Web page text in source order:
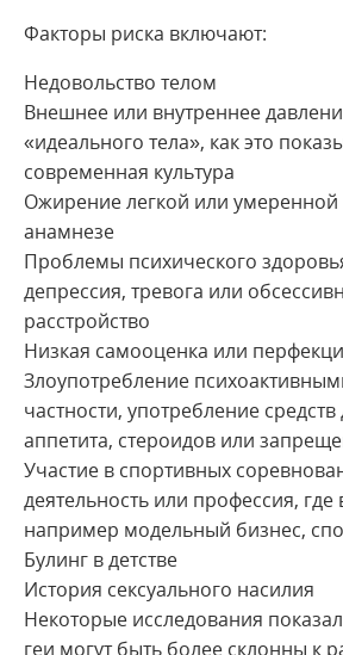
Факторы риска включают:
Недовольство телом
Внешнее или внутреннее
«идеального тела», как это
современная культура
Ожирение легкой или умеренной
анамнезе
Проблемы психического
депрессия, тревога или
расстройство
Низкая самооценка или
Злоупотребление
частности, употребление
аппетита, стероидов или
Участие в спортивных
деятельность или профессия,
например модельный бизнес,
Булинг в детстве
История сексуального насилия
Некоторые исследования
геи могут быть более склонны к